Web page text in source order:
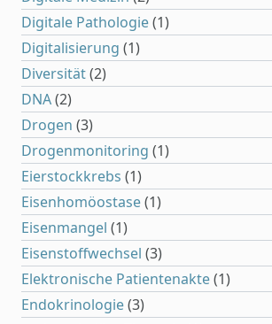
Digitale Pathologie(1)
Digitalisierung (1)
Diversität(2)
DNA(2)
Drogen (3)
Drogenmonitoring (1)
Eierstockkrebs (1)
Eisenhomöostase(1)
Eisenmangel (1)
Eisenstoffwechsel (3)
Elektronische Patientenakte(1)
Endokrinologie(3)